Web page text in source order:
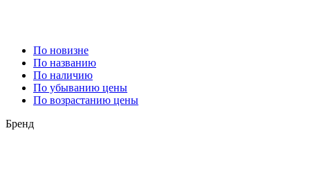
По новизне
По названию
По наличию
По убыванию цены
По возрастанию цены
Бренд